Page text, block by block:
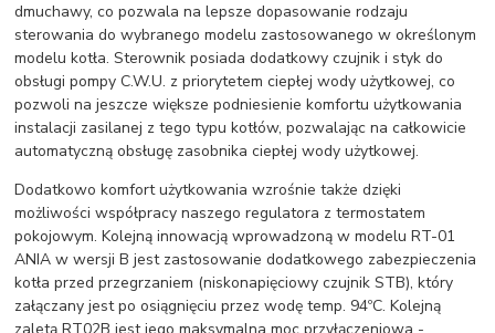
dmuchawy, co pozwala na lepsze dopasowanie rodzaju
sterowania do wybranego modelu zastosowanego w określonym
modelu kotła. Sterownik posiada dodatkowy czujnik i styk do
obsługi pompy C.W.U. z priorytetem ciepłej wody użytkowej, co
pozwoli na jeszcze większe podniesienie komfortu użytkowania
instalacji zasilanej z tego typu kotłów, pozwalając na całkowicie
automatyczną obsługę zasobnika ciepłej wody użytkowej.
Dodatkowo komfort użytkowania wzrośnie także dzięki
możliwości współpracy naszego regulatora z termostatem
pokojowym. Kolejną innowacją wprowadzoną w modelu RT-01
ANIA w wersji B jest zastosowanie dodatkowego zabezpieczenia
kotła przed przegrzaniem (niskonapięciowy czujnik STB), który
załączany jest po osiągnięciu przez wodę temp. 94ºC. Kolejną